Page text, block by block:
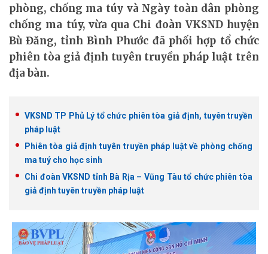
phòng, chống ma túy và Ngày toàn dân phòng
chống ma túy, vừa qua Chi đoàn VKSND huyện
Bù Đăng, tỉnh Bình Phước đã phối hợp tổ chức
phiên tòa giả định tuyên truyền pháp luật trên
địa bàn.
VKSND TP Phủ Lý tổ chức phiên tòa giả định, tuyên truyền
pháp luật
Phiên tòa giả định tuyên truyền pháp luật về phòng chống
ma tuý cho học sinh
Chi đoàn VKSND tỉnh Bà Rịa – Vũng Tàu tổ chức phiên tòa
giả định tuyên truyền pháp luật